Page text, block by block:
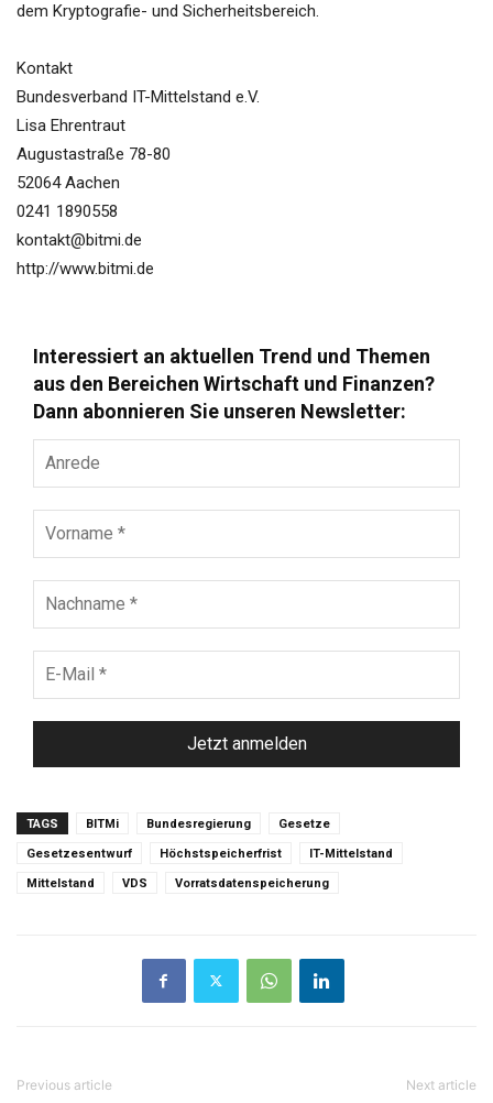
dem Kryptografie- und Sicherheitsbereich.
Kontakt
Bundesverband IT-Mittelstand e.V.
Lisa Ehrentraut
Augustastraße 78-80
52064 Aachen
0241 1890558
kontakt@bitmi.de
http://www.bitmi.de
Interessiert an aktuellen Trend und Themen
aus den Bereichen Wirtschaft und Finanzen?
Dann abonnieren Sie unseren Newsletter:
Mail
*
TAGS BITMi Bundesregierung Gesetze
Gesetzesentwurf Höchstspeicherfrist IT-Mittelstand
Mittelstand VDS Vorratsdatenspeicherung
Previous article Next article